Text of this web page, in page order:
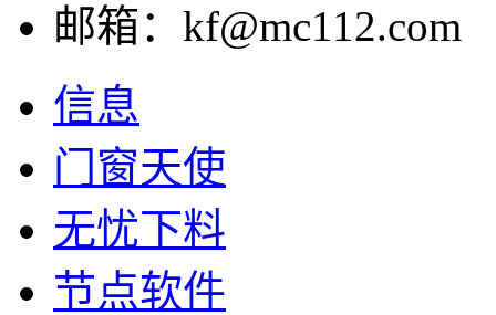
邮箱：kf@mc112.com
信息
门窗天使
无忧下料
节点软件